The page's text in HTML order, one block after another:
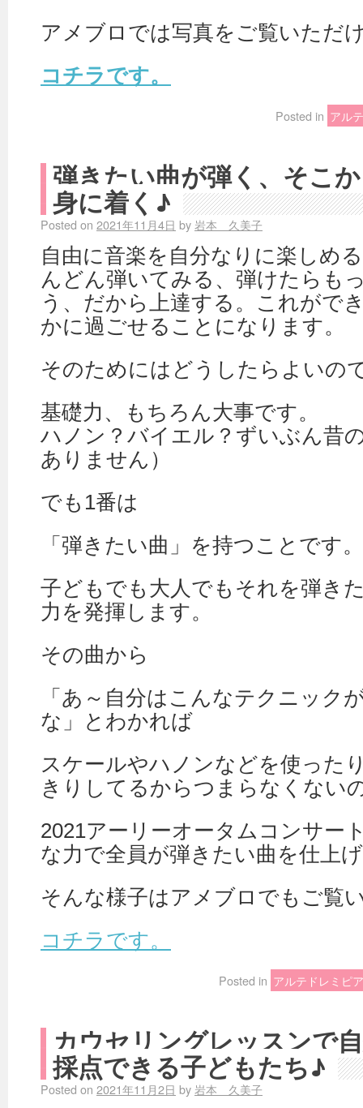
アメブロでは写真をご覧いただ
コチラです。
Posted in アル
弾きたい曲が弾く、そこ
身に着く♪
Posted on 2021年11月4日 by岩本 久美子
自由に音楽を自分なりに楽しめ
んどん弾いてみる、弾けたらも
う、だから上達する。これがで
かに過ごせることになります。
そのためにはどうしたらよいの
基礎力、もちろん大事です。
ハノン？バイエル？ずいぶん昔
ありません）
でも1番は
「弾きたい曲」を持つことです。
子どもでも大人でもそれを弾き
力を発揮します。
その曲から
「あ～自分はこんなテクニック
な」とわかれば
スケールやハノンなどを使った
きりしてるからつまらなくない
2021アーリーオータムコンサー
な力で全員が弾きたい曲を仕上
そんな様子はアメブロでもご覧
コチラです。
Posted in アルテドレミピ
カウセリングレッスンで
採点できる子どもたち♪
Posted on 2021年11月2日 by岩本 久美子